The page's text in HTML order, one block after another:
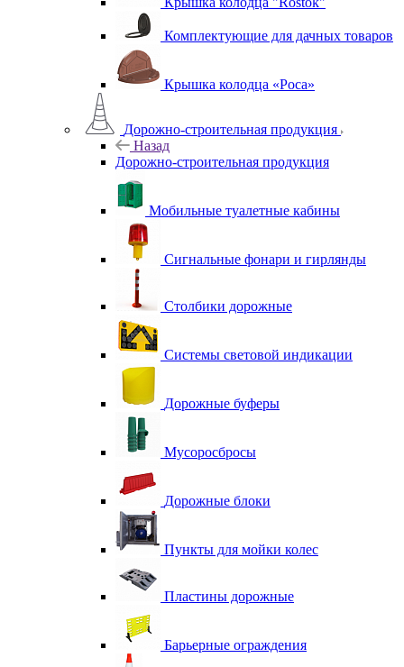
Комплектующие для дачных товаров
Крышка колодца «Роса»
Дорожно-строительная продукция
Назад
Дорожно-строительная продукция
Мобильные туалетные кабины
Сигнальные фонари и гирлянды
Столбики дорожные
Системы световой индикации
Дорожные буферы
Мусоросбросы
Дорожные блоки
Пункты для мойки колес
Пластины дорожные
Барьерные ограждения